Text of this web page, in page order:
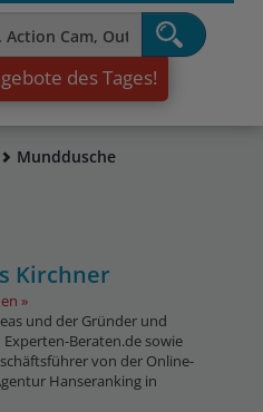
des Tages!
Munddusche
Kirchner
und der Gründer und
Beraten.de sowie
von der Online-
Hanseranking in